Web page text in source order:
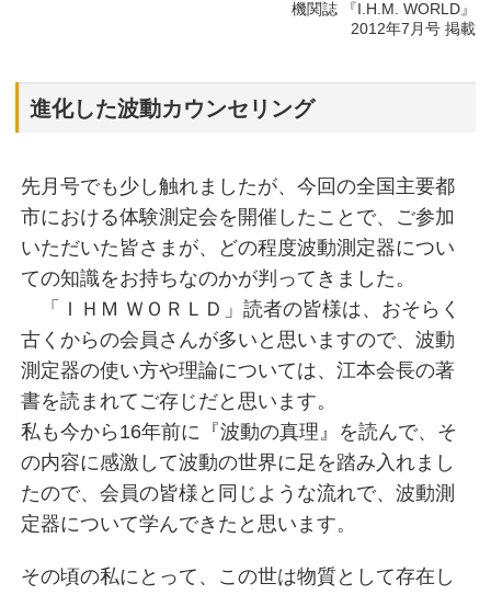
機関誌 『I.H.M. WORLD』
2012年7月号 掲載
進化した波動カウンセリング
先月号でも少し触れましたが、今回の全国主要都
市における体験測定会を開催したことで、ご参加
いただいた皆さまが、どの程度波動測定器につい
ての知識をお持ちなのかが判ってきました。
「ＩＨＭ ＷＯＲＬＤ」読者の皆様は、おそらく
古くからの会員さんが多いと思いますので、波動
測定器の使い方や理論については、江本会長の著
書を読まれてご存じだと思います。
私も今から16年前に『波動の真理』を読んで、そ
の内容に感激して波動の世界に足を踏み入れまし
たので、会員の皆様と同じような流れで、波動測
定器について学んできたと思います。
その頃の私にとって、この世は物質として存在し